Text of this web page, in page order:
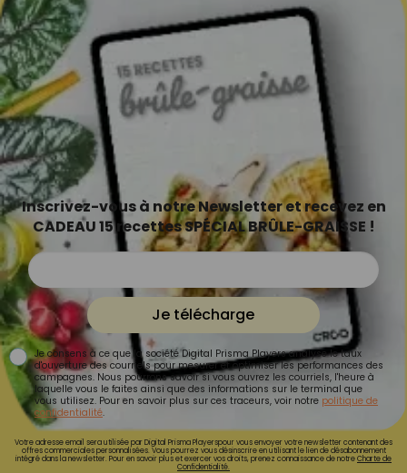
Inscrivez-vous à notre Newsletter et recevez en
CADEAU 15 recettes SPÉCIAL BRÛLE-GRAISSE !
Je télécharge
Je consens à ce que la société Digital Prisma Players analyse le taux
d'ouverture des courriels pour mesurer et optimiser les performances des
campagnes. Nous pourrons savoir si vous ouvrez les courriels, l'heure à
laquelle vous le faites ainsi que des informations sur le terminal que
vous utilisez. Pour en savoir plus sur ces traceurs, voir notre politique de
confidentialité.
Votre adresse email sera utilisée par Digital Prisma Playerspour vous envoyer votre newsletter contenant des
offres commerciales personnalisées. Vous pourrez vous désinscrire en utilisant le lien de désabonnement
intégré dans la newsletter. Pour en savoir plus et exercer vos droits, prenez connaissance de notreCharte de
Confidentialité.